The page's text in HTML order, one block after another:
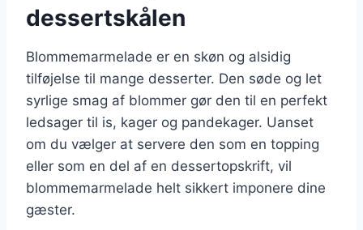
dessertskålen
Blommemarmelade er en skøn og alsidig
tilføjelse til mange desserter. Den søde og let
syrlige smag af blommer gør den til en perfekt
ledsager til is, kager og pandekager. Uanset
om du vælger at servere den som en topping
eller som en del af en dessertopskrift, vil
blommemarmelade helt sikkert imponere dine
gæster.